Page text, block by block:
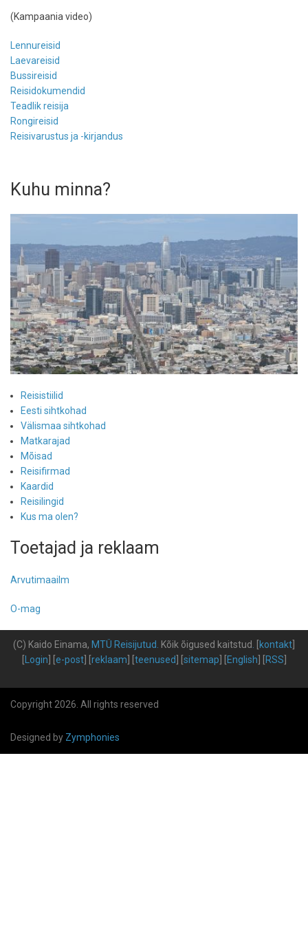
(Kampaania video)
Lennureisid
Laevareisid
Bussireisid
Reisidokumendid
Teadlik reisija
Rongireisid
Reisivarustus ja -kirjandus
Kuhu minna?
Reisistiilid
Eesti sihtkohad
Välismaa sihtkohad
Matkarajad
Mõisad
Reisifirmad
Kaardid
Reisilingid
Kus ma olen?
Toetajad ja reklaam
Arvutimaailm
O-mag
(C) Kaido Einama, MTÜ Reisijutud Kõik õigused kaitstud kontakt
Login e-post] [ reklaam teenused sitemap English RSS
Copyright 2026. All rights reserved
Designed by Zymphonies